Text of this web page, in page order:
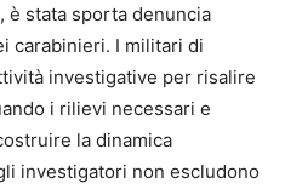
è stata sporta denuncia
carabinieri. I militari di
investigative per risalire
i rilievi necessari e
la dinamica
investigatori non escludono